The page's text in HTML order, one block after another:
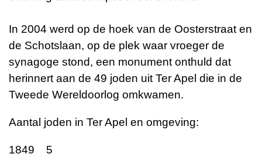
In 2004 werd op de hoek van de Oosterstraat en
de Schotslaan, op de plek waar vroeger de
synagoge stond, een monument onthuld dat
herinnert aan de 49 joden uit Ter Apel die in de
Tweede Wereldoorlog omkwamen.
Aantal joden in Ter Apel en omgeving:
1849 5